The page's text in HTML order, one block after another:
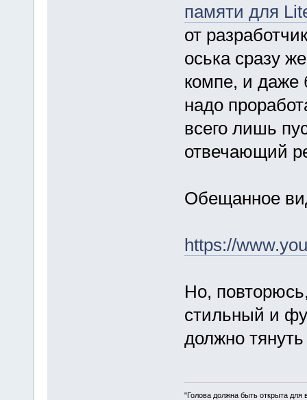
памяти для
от
оська сразу
компе, и даже
надо
всего лишь
отвечающий
Обещанное
https://
Но,
стильный и
должно тянуть
"Голова должна быть открыта